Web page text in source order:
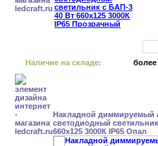
Наличие на складе: более
Накладной диммируемый
светодиодный
660x125 3000К IP65 Опал